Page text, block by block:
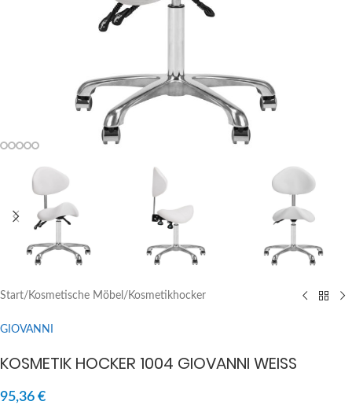
Start/ Kosmetische Möbel / Kosmetikhocker
GIOVANNI
KOSMETIK HOCKER 1004 GIOVANNI WEISS
95,36 €